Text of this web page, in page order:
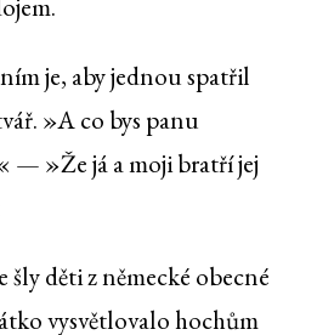
je, aby jednou spatřil
»A co bys panu
— »Že já a moji bratří jej
děti z německé obecné
vysvětlovalo hochům